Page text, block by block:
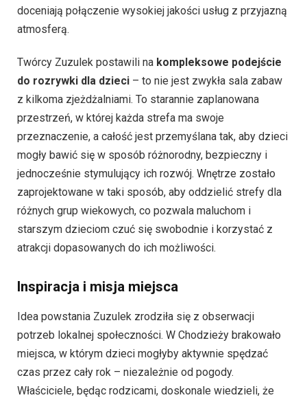
doceniają połączenie wysokiej jakości usług z przyjazną
atmosferą.
Twórcy Zuzulek postawili na kompleksowe podejście
do rozrywki dla dzieci – to nie jest zwykła sala zabaw
z kilkoma zjeżdżalniami. To starannie zaplanowana
przestrzeń, w której każda strefa ma swoje
przeznaczenie, a całość jest przemyślana tak, aby dzieci
mogły bawić się w sposób różnorodny, bezpieczny i
jednocześnie stymulujący ich rozwój. Wnętrze zostało
zaprojektowane w taki sposób, aby oddzielić strefy dla
różnych grup wiekowych, co pozwala maluchom i
starszym dzieciom czuć się swobodnie i korzystać z
atrakcji dopasowanych do ich możliwości.
Inspiracja i misja miejsca
Idea powstania Zuzulek zrodziła się z obserwacji
potrzeb lokalnej społeczności. W Chodzieży brakowało
miejsca, w którym dzieci mogłyby aktywnie spędzać
czas przez cały rok – niezależnie od pogody.
Właściciele, będąc rodzicami, doskonale wiedzieli, że